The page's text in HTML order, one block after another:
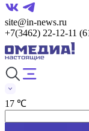
site@in-news.ru
+7(3462) 22-12-11
17 ℃